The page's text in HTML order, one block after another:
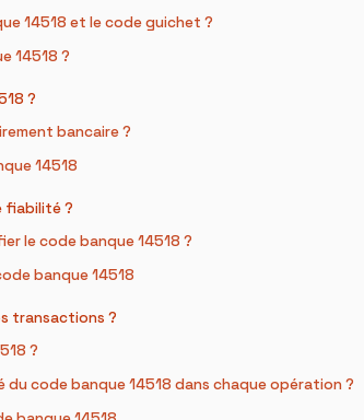
14518 et le code guichet ?
14518 ?
?
bancaire ?
14518
fiabilité ?
le code banque 14518 ?
banque 14518
transactions ?
?
code banque 14518 dans chaque opération ?